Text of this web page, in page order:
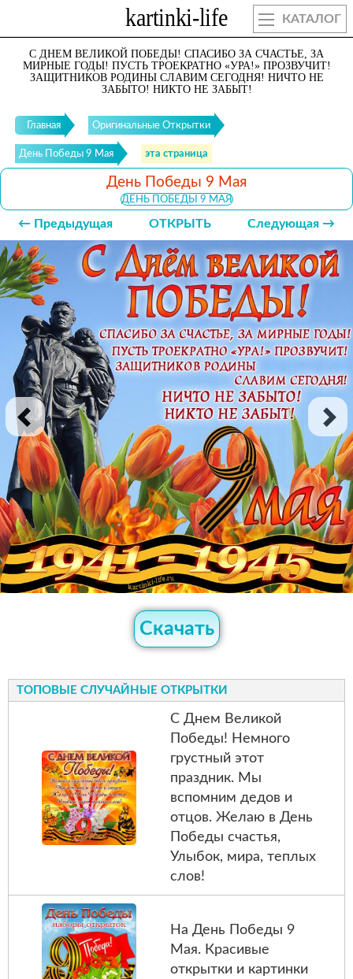
КАТАЛОГ
С ДНЕМ ВЕЛИКОЙ ПОБЕДЫ! СПАСИБО ЗА СЧАСТЬЕ, ЗА
МИРНЫЕ ГОДЫ! ПУСТЬ ТРОЕКРАТНО «УРА!» ПРОЗВУЧИТ!
ЗАЩИТНИКОВ РОДИНЫ СЛАВИМ СЕГОДНЯ! НИЧТО НЕ
ЗАБЫТО! НИКТО НЕ ЗАБЫТ!
Главная Оригинальные Открытки
День Победы 9 Мая эта страница
День Победы 9 Мая
ДЕНЬ ПОБЕДЫ 9 МАЯ
← Предыдущая ОТКРЫТЬ Следующая →
Скачать
ТОПОВЫЕ СЛУЧАЙНЫЕ ОТКРЫТКИ
С Днем Великой
Победы! Немного
грустный этот
праздник. Мы
вспомним дедов и
отцов. Желаю в День
Победы счастья,
Улыбок, мира, теплых
слов!
На День Победы 9
Мая. Красивые
открытки и картинки